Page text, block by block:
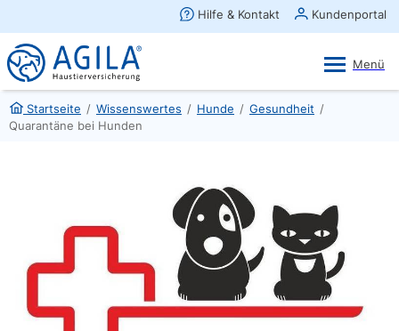
Startseite / Wissenswertes / Hunde / Gesundheit /
Quarantäne bei Hunden
×
AGILA Kunden-App
Gratis - Im Play Store laden
Ansehen